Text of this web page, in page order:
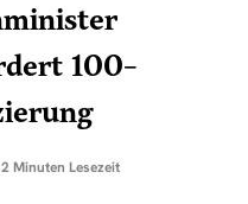
100-
2 Minuten Lesezeit